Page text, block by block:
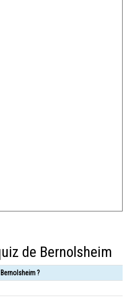
de Bernolsheim
?